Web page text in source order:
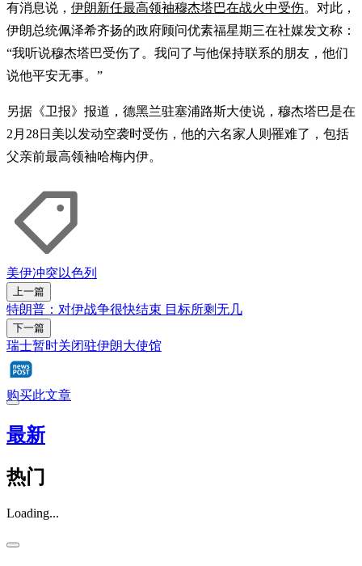
有消息说， 伊朗新任最高领袖穆杰塔巴在战火中受伤。对此，
伊朗总统佩泽希齐扬的政府顾问优素福星期三在社媒发文称：
“我听说穆杰塔巴受伤了。我问了与他保持联系的朋友，他们
说他平安无事。”
另据《卫报》报道，德黑兰驻塞浦路斯大使说，穆杰塔巴是在
2月28日美以发动空袭时受伤，他的六名家人则罹难了，包括
父亲前最高领袖哈梅内伊。
美伊冲突以色列
上一篇
特朗普：对伊战争很快结束 目标所剩无几
下一篇
瑞士暂时关闭驻伊朗大使馆
购买此文章
最新
热门
Loading...